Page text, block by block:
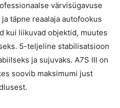
värvisügavuse
täpne reaalaja autofookus
kui liikuvad objektid, muutes
5-teljeline stabilisatsioon
ja sujuvaks. A7S III on
soovib maksimumi just